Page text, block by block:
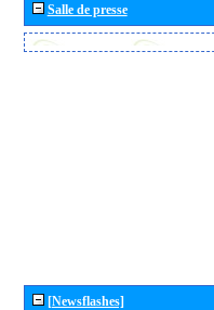
Salle de presse
[Newsflashes]